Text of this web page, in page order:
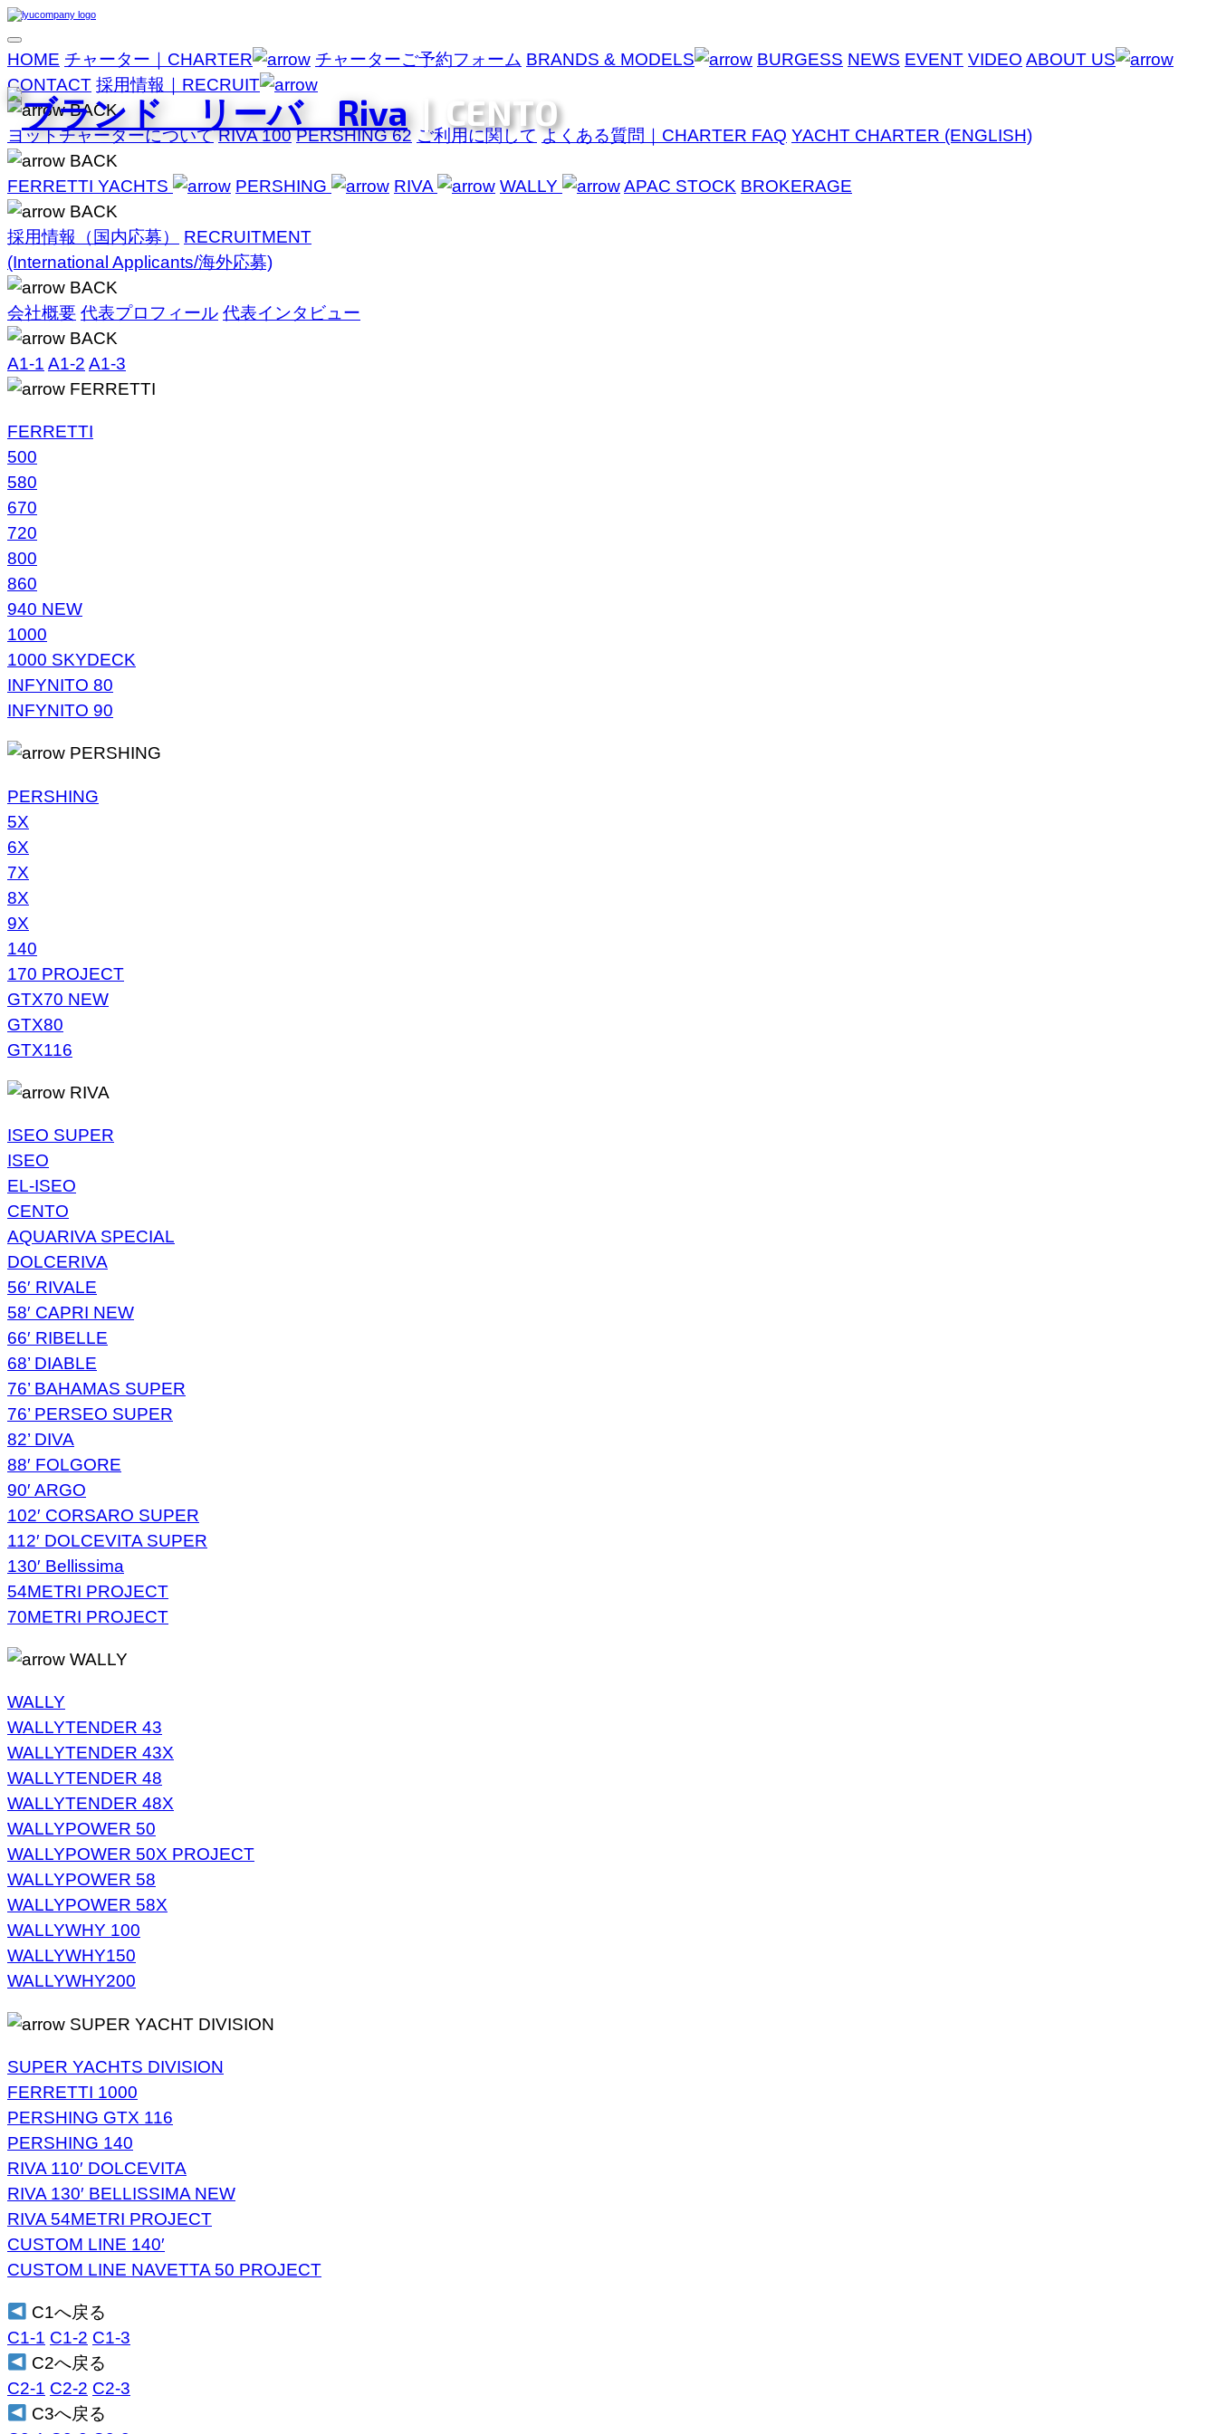
HOME チャーター｜CHARTER チャーターご予約フォーム BRANDS & MODELS BURGESS NEWS EVENT VIDEO ABOUT US
CONTACT 採用情報｜RECRUIT
BACK
ヨットチャーターについて RIVA 100 PERSHING 62 ご利用に関して よくある質問｜CHARTER FAQ YACHT CHARTER (ENGLISH)
BACK
FERRETTI YACHTS
PERSHING RIVA WALLY APAC STOCK BROKERAGE
BACK
採用情報（国内応募）
RECRUITMENT
(International Applicants/海外応募)
BACK
会社概要 代表プロフィール 代表インタビュー
BACK
A1-1 A1-2 A1-3
FERRETTI
FERRETTI
500
580
670
720
800
860
940 NEW
1000
1000 SKYDECK
INFYNITO 80
INFYNITO 90
PERSHING
PERSHING
5X
6X
7X
8X
9X
140
170 PROJECT
GTX70 NEW
GTX80
GTX116
RIVA
ISEO SUPER
ISEO
EL-ISEO
CENTO
AQUARIVA SPECIAL
DOLCERIVA
56′ RIVALE
58′ CAPRI NEW
66′ RIBELLE
68’ DIABLE
76’ BAHAMAS SUPER
76’ PERSEO SUPER
82’ DIVA
88′ FOLGORE
90′ ARGO
102′ CORSARO SUPER
112′ DOLCEVITA SUPER
130′ Bellissima
54METRI PROJECT
70METRI PROJECT
WALLY
WALLY
WALLYTENDER 43
WALLYTENDER 43X
WALLYTENDER 48
WALLYTENDER 48X
WALLYPOWER 50
WALLYPOWER 50X PROJECT
WALLYPOWER 58
WALLYPOWER 58X
WALLYWHY 100
WALLYWHY150
WALLYWHY200
SUPER YACHT DIVISION
SUPER YACHTS DIVISION
FERRETTI 1000
PERSHING GTX 116
PERSHING 140
RIVA 110′ DOLCEVITA
RIVA 130′ BELLISSIMA NEW
RIVA 54METRI PROJECT
CUSTOM LINE 140′
CUSTOM LINE NAVETTA 50 PROJECT
C1へ戻る
C1-1 C1-2 C1-3
C2へ戻る
C2-1 C2-2 C2-3
C3へ戻る
| CENTO